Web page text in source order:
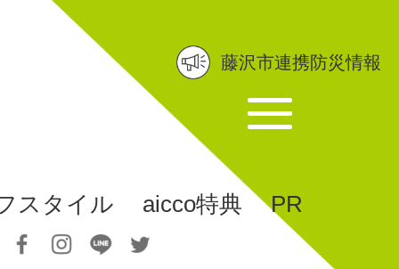
スタイル aicco特典 PR
藤沢市連携防災情報